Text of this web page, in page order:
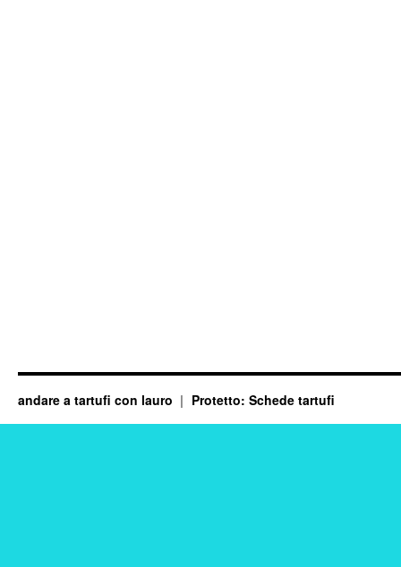
andare a tartufi con lauro Protetto: Schede tartufi